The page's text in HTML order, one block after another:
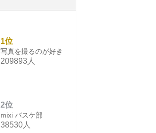
1位
写真を撮るのが好き
209893人
2位
mixi バスケ部
38530人